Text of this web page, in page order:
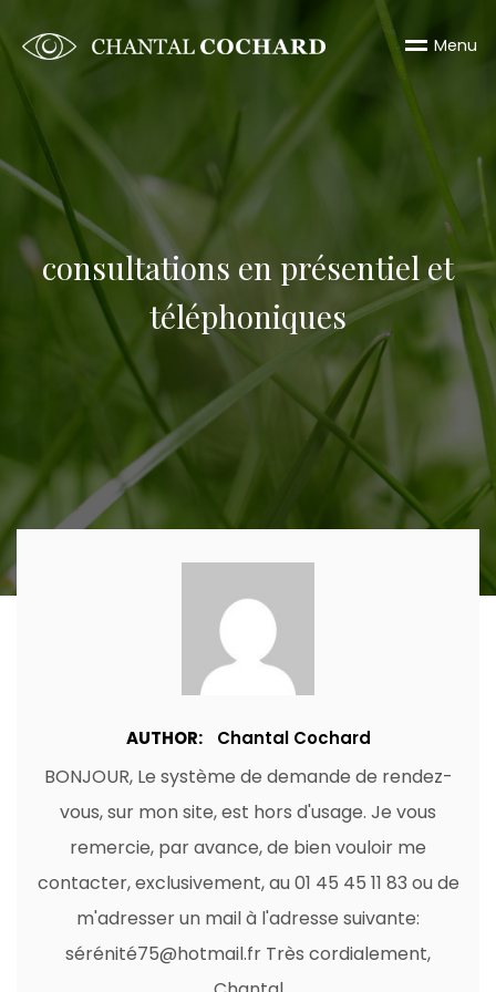
Menu
consultations en présentiel et
téléphoniques
AUTHOR: Chantal Cochard
BONJOUR, Le système de demande de rendez-
vous, sur mon site, est hors d'usage. Je vous
remercie, par avance, de bien vouloir me
contacter, exclusivement, au 01 45 45 11 83 ou de
m'adresser un mail à l'adresse suivante:
sérénité75@hotmail.fr Très cordialement,